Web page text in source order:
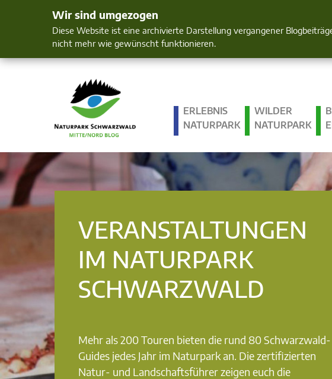
Wir sind umgezogen
Diese Website ist eine archivierte Darstellung vergangener
nicht mehr wie gewünscht funktionieren.
Mensch und Natur
ERLEBNIS
NATURPARK
WILDER
NATURPARK
VERANSTALTUNGEN
IM NATURPARK
SCHWARZWALD
Mehr als 200 Touren bieten die rund 80 Schwarzwald-
Guides jedes Jahr im Naturpark an. Die zertifizierten
Natur- und Landschaftsführer zeigen euch die